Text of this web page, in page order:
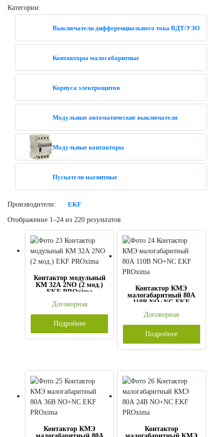
Категории:
Выключатели дифференциального тока ВДТ/УЗО
Контакторы малогабаритные
Корпуса электрощитов
Модульные автоматические выключатели
Модульные контакторы
Пускатели магнитные
Производители: EKF
Отображение 1–24 из 220 результатов
Контактор модульный
КМ 32А 2NО (2 мод.)
EKF PROxima
Договорная
Подробнее
Контактор КМЭ
малогабаритный 80А
110В NO+NC EKF
Договорная
Подробнее
Контактор КМЭ
Контактор